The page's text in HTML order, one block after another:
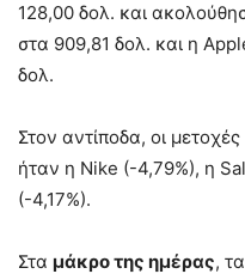
128,00 δολ. και
στα 909,81 δολ. και η
δολ.
Στον αντίποδα, οι
ήταν η Nike (-4,79%), η
(-4,17%).
Στα μάκρο της ημέρας,